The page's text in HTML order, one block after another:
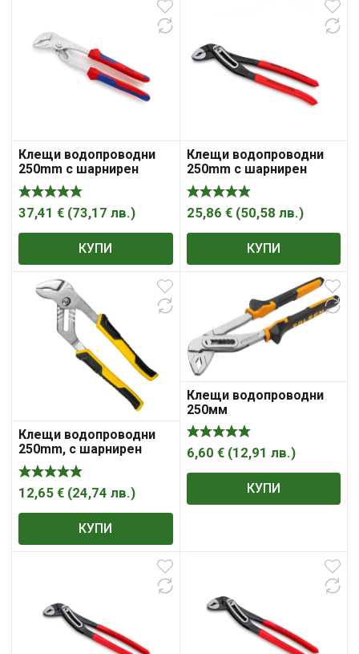
Клещи водопроводни
250mm с шарнирен
реглаж, 1 5/ 16″ Knipex
37,41 € (73,17 лв.)
КУПИ
Клещи водопроводни
250mm с шарнирен
реглаж, 2″ 50mm
Alligator Knipex
25,86 € (50,58 лв.)
КУПИ
Клещи водопроводни
250mm, с шарнирен
реглаж, 1 1/2″ Stanley
12,65 € (24,74 лв.)
КУПИ
Клещи водопроводни
250мм
6,60 € (12,91 лв.)
КУПИ